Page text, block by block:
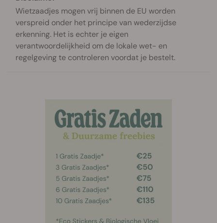
Wietzaadjes mogen vrij binnen de EU worden
verspreid onder het principe van wederzijdse
erkenning. Het is echter je eigen
verantwoordelijkheid om de lokale wet- en
regelgeving te controleren voordat je bestelt.